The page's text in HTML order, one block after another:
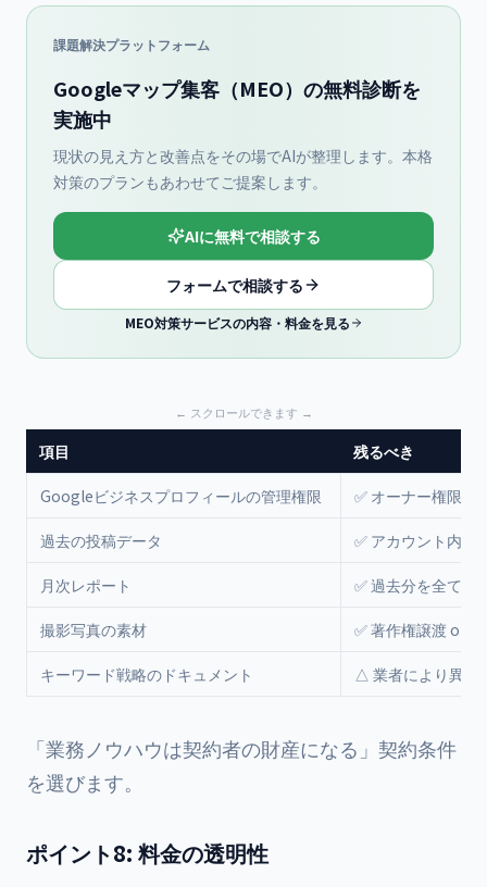
課題解決プラットフォーム
Googleマップ集客（MEO）の無料診断を
実施中
現状の見え方と改善点をその場でAIが整理します。本格
対策のプランもあわせてご提案します。
AIに無料で相談する
フォームで相談する
MEO対策サービスの内容・料金を見る
項目 残るべき
Googleビジネスプロフィールの管理権限 ✅ オーナー権限保
過去の投稿データ ✅ アカウント内に
月次レポート ✅ 過去分を全て受
撮影写真の素材 ✅ 著作権譲渡 or
キーワード戦略のドキュメント △ 業者により異な
「業務ノウハウは契約者の財産になる」契約条件
を選びます。
ポイント8: 料金の透明性